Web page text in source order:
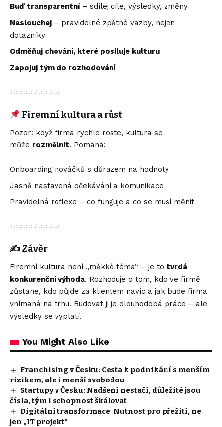
Buď transparentní– sdílej cíle, výsledky, změny
Naslouchej – pravidelné zpětné vazby, nejen
dotazníky
Odměňuj chování, které posiluje kulturu
Zapojuj tým do rozhodování
Firemní kultura a růst
Pozor: když firma rychle roste, kultura se
může rozmělnit. Pomáhá:
Onboarding nováčků s důrazem na hodnoty
Jasně nastavená očekávání a komunikace
Pravidelná reflexe – co funguje a co se musí měnit
✍️Závěr
Firemní kultura není „měkké téma“ – je to tvrdá
konkurenční výhoda. Rozhoduje o tom, kdo ve firmě
zůstane, kdo půjde za klientem navíc a jak bude firma
vnímaná na trhu. Budovat ji je dlouhodobá práce – ale
výsledky se vyplatí.
You Might Also Like
Franchising v Česku: Cesta k podnikání s menším
rizikem, ale i menší svobodou
Startupy v Česku: Nadšení nestačí, důležité jsou
čísla, tým i schopnost škálovat
Digitální transformace: Nutnost pro přežití, ne
jen „IT projekt“